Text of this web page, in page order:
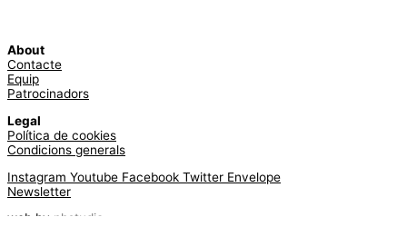
About
Contacte
Equip
Patrocinadors
Legal
Política de cookies
Condicions generals
Instagram Youtube Facebook Twitter Envelope
Newsletter
web by phstudio